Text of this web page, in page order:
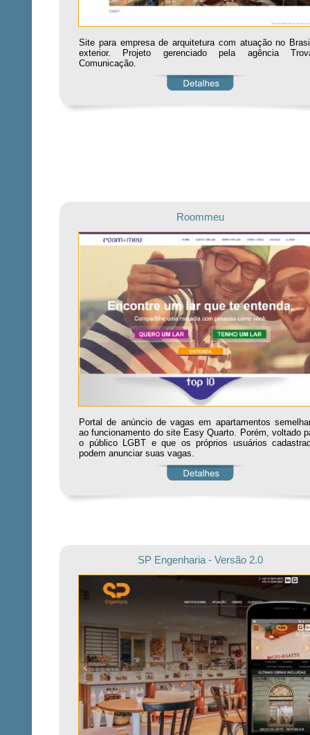
Site para empresa de arquitetura com atuação no
exterior. Projeto gerenciado pela agência
Comunicação.
Roommeu
Portal de anúncio de vagas em apartamentos
ao funcionamento do site Easy Quarto. Porém, voltado
o público LGBT e que os próprios usuários
podem anunciar suas vagas.
SP Engenharia - Versão 2.0